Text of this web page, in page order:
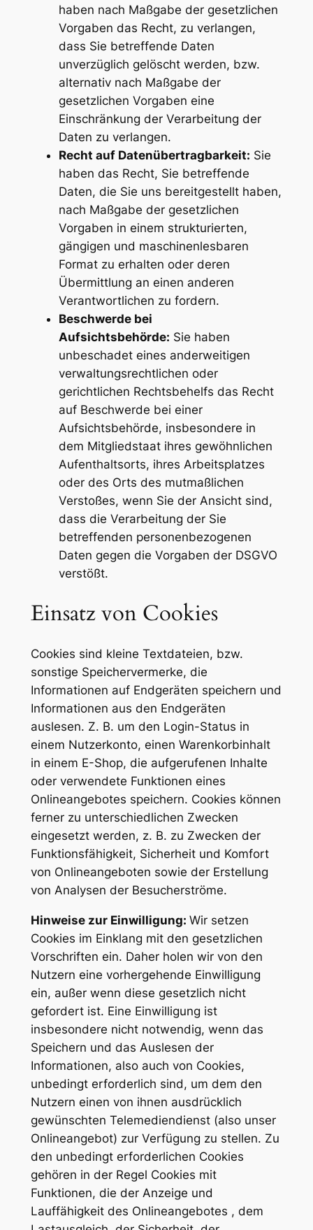
haben nach Maßgabe der gesetzlichen
Vorgaben das Recht, zu verlangen,
dass Sie betreffende Daten
unverzüglich gelöscht werden, bzw.
alternativ nach Maßgabe der
gesetzlichen Vorgaben eine
Einschränkung der Verarbeitung der
Daten zu verlangen.
Recht auf Datenübertragbarkeit: Sie
haben das Recht, Sie betreffende
Daten, die Sie uns bereitgestellt haben,
nach Maßgabe der gesetzlichen
Vorgaben in einem strukturierten,
gängigen und maschinenlesbaren
Format zu erhalten oder deren
Übermittlung an einen anderen
Verantwortlichen zu fordern.
Beschwerde bei
Aufsichtsbehörde: Sie haben
unbeschadet eines anderweitigen
verwaltungsrechtlichen oder
gerichtlichen Rechtsbehelfs das Recht
auf Beschwerde bei einer
Aufsichtsbehörde, insbesondere in
dem Mitgliedstaat ihres gewöhnlichen
Aufenthaltsorts, ihres Arbeitsplatzes
oder des Orts des mutmaßlichen
Verstoßes, wenn Sie der Ansicht sind,
dass die Verarbeitung der Sie
betreffenden personenbezogenen
Daten gegen die Vorgaben der DSGVO
verstößt.
Einsatz von Cookies
Cookies sind kleine Textdateien, bzw.
sonstige Speichervermerke, die
Informationen auf Endgeräten speichern und
Informationen aus den Endgeräten
auslesen. Z. B. um den Login-Status in
einem Nutzerkonto, einen Warenkorbinhalt
in einem E-Shop, die aufgerufenen Inhalte
oder verwendete Funktionen eines
Onlineangebotes speichern. Cookies können
ferner zu unterschiedlichen Zwecken
eingesetzt werden, z. B. zu Zwecken der
Funktionsfähigkeit, Sicherheit und Komfort
von Onlineangeboten sowie der Erstellung
von Analysen der Besucherströme.
Hinweise zur Einwilligung: Wir setzen
Cookies im Einklang mit den gesetzlichen
Vorschriften ein. Daher holen wir von den
Nutzern eine vorhergehende Einwilligung
ein, außer wenn diese gesetzlich nicht
gefordert ist. Eine Einwilligung ist
insbesondere nicht notwendig, wenn das
Speichern und das Auslesen der
Informationen, also auch von Cookies,
unbedingt erforderlich sind, um dem den
Nutzern einen von ihnen ausdrücklich
gewünschten Telemediendienst (also unser
Onlineangebot) zur Verfügung zu stellen. Zu
den unbedingt erforderlichen Cookies
gehören in der Regel Cookies mit
Funktionen, die der Anzeige und
Lauffähigkeit des Onlineangebotes , dem